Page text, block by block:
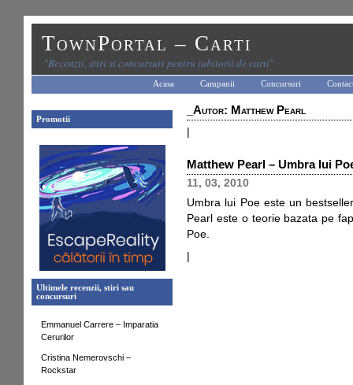
TownPortal – Carti
"Recenzii, stiri si concursuri pentru iubitorii de carti"
Acasa Campanii Concursuri
Promotii
Ultimele recenzii, stiri sau
concursuri
Emmanuel Carrere – Imparatia
Cerurilor
Cristina Nemerovschi –
Rockstar
_Autor: Matthew Pearl
Matthew Pearl – Umbra lui
11, 03, 2010
Umbra lui Poe este un
Pearl este o teorie bazata pe
Poe.